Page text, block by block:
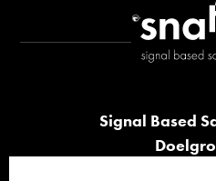
Signal Based